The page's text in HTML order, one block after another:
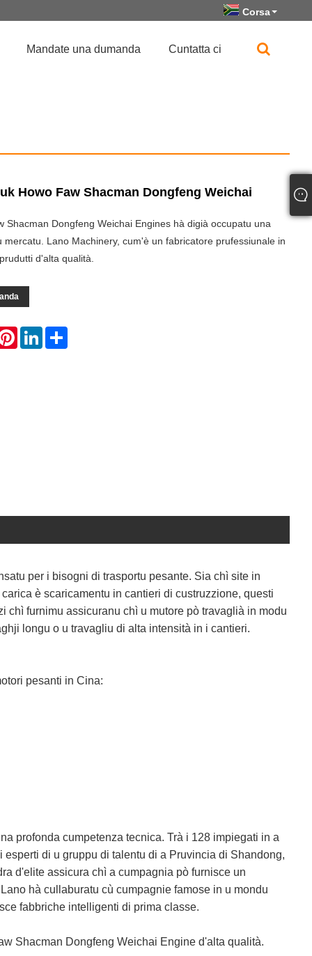
Corsa
Mandate una dumanda Cuntatta ci
Howo Faw Shacman Dongfeng Weichai
Shacman Dongfeng Weichai Engines hà digià occupatu una
mercatu. Lano Machinery, cum'è un fabricatore prufessiunale in
d'alta qualità.
PinterestLinkedIn
per i bisogni di trasportu pesante. Sia chì site in
è scaricamentu in cantieri di custruzzione, questi
chì furnimu assicuranu chì u mutore pò travaglià in modu
longu o u travagliu di alta intensità in i cantieri.
pesanti in Cina:
profonda cumpetenza tecnica. Trà i 128 impiegati in a
di u gruppu di talentu di a Pruvincia di Shandong,
d'elite assicura chì a cumpagnia pò furnisce un
hà cullaburatu cù cumpagnie famose in u mondu
fabbriche intelligenti di prima classe.
Shacman Dongfeng Weichai Engine d'alta qualità.